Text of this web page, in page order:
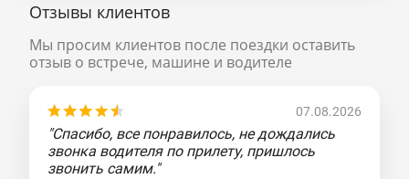
Отзывы клиентов
Мы просим клиентов после поездки оставить
отзыв о встрече, машине и водителе
07.08.2026
"Спасибо, все понравилось, не дождались
звонка водителя по прилету, пришлось
звонить самим."